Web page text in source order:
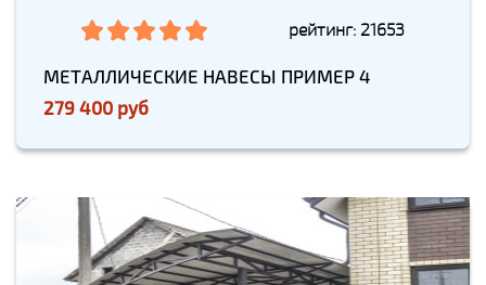
рейтинг: 21653
МЕТАЛЛИЧЕСКИЕ НАВЕСЫ ПРИМЕР 4
279 400 руб